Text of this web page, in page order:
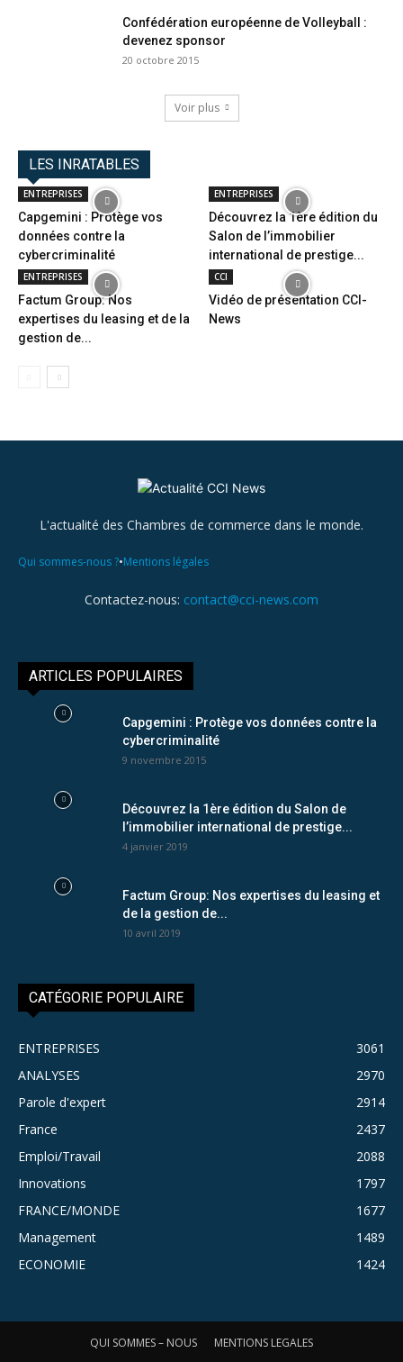
Confédération européenne de Volleyball :
devenez sponsor
20 octobre 2015
Voir plus
LES INRATABLES
ENTREPRISES
Capgemini : Protège vos
données contre la
cybercriminalité
ENTREPRISES
Découvrez la 1ère édition du
Salon de l’immobilier
international de prestige...
ENTREPRISES
Factum Group: Nos
expertises du leasing et de la
gestion de...
CCI
Vidéo de présentation CCI-
News
L'actualité des Chambres de commerce dans le monde.
Qui sommes-nous ?•Mentions légales
Contactez-nous: contact@cci-news.com
ARTICLES POPULAIRES
Capgemini : Protège vos données contre la
cybercriminalité
9 novembre 2015
Découvrez la 1ère édition du Salon de
l’immobilier international de prestige...
4 janvier 2019
Factum Group: Nos expertises du leasing et
de la gestion de...
10 avril 2019
CATÉGORIE POPULAIRE
ENTREPRISES
3061
ANALYSES
2970
Parole d'expert
2914
France
2437
Emploi/Travail
2088
Innovations
1797
FRANCE/MONDE
1677
Management
1489
ECONOMIE
1424
QUI SOMMES – NOUS MENTIONS LEGALES